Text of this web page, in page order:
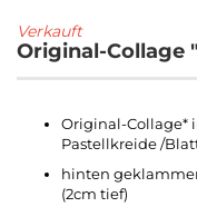
Verkauft
Original-Collage
Original-Collage*
Pastellkreide /
hinten
(2cm tief)